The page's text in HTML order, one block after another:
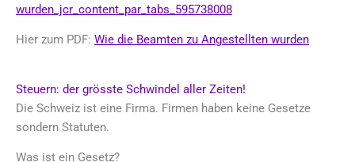
wurden_jcr_content_par_tabs_595738008
Hier zum PDF: Wie die Beamten zu Angestellten wurden
Steuern: der grösste Schwindel aller Zeiten!
Die Schweiz ist eine Firma. Firmen haben keine Gesetze
sondern Statuten.
Was ist ein Gesetz?